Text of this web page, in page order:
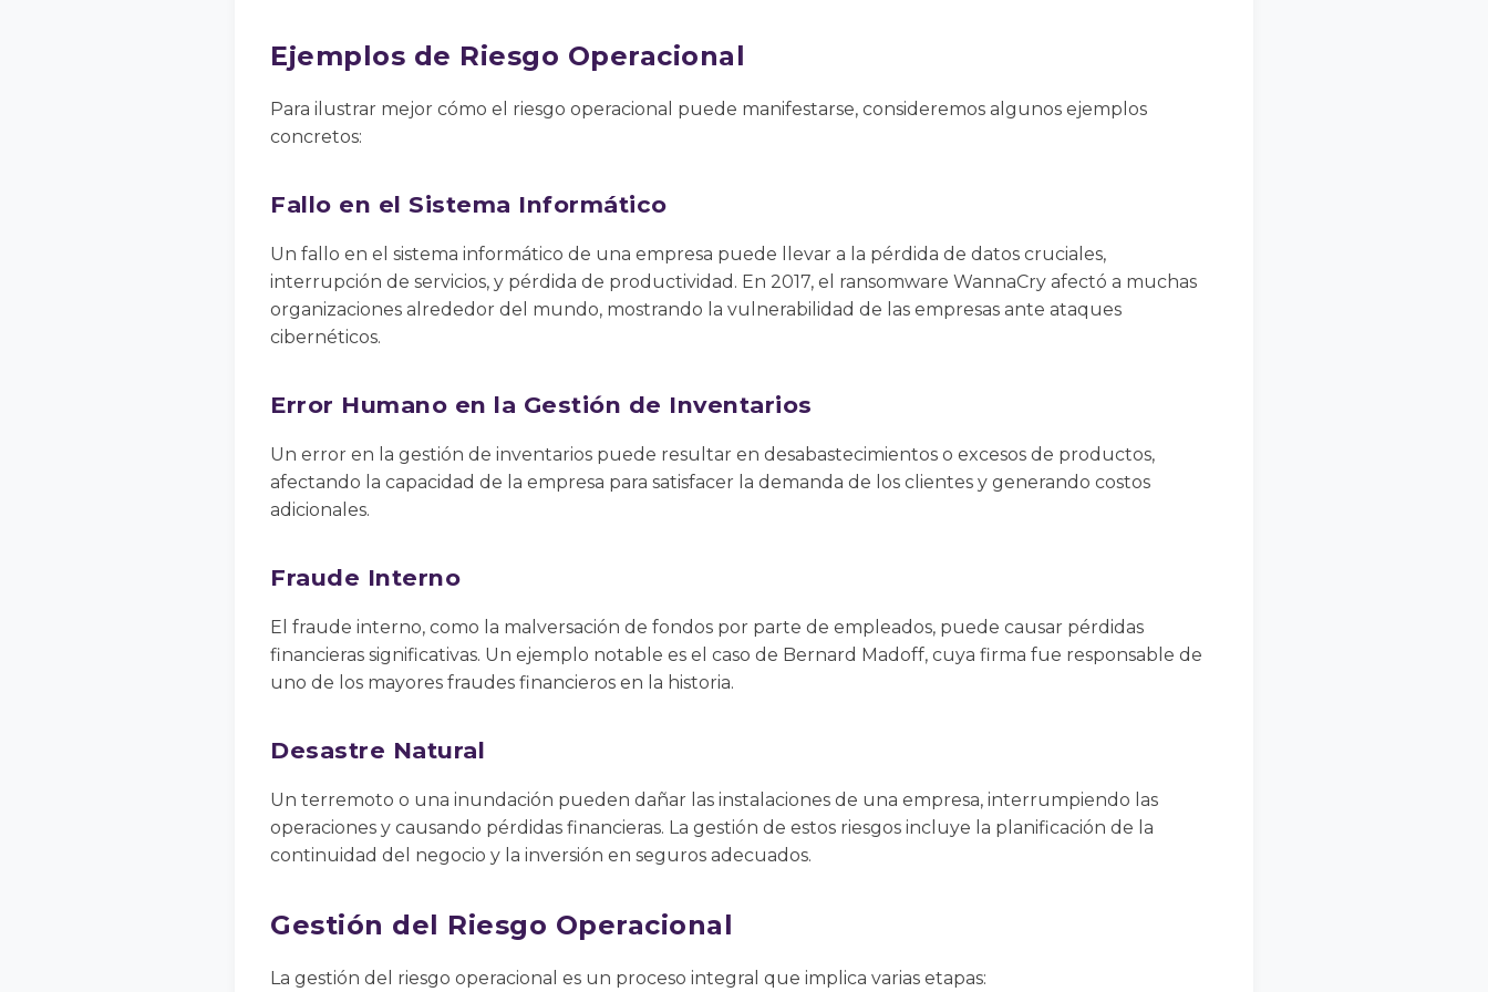
Ejemplos de Riesgo Operacional
Para ilustrar mejor cómo el riesgo operacional puede manifestarse, consideremos algunos ejemplos
concretos:
Fallo en el Sistema Informático
Un fallo en el sistema informático de una empresa puede llevar a la pérdida de datos cruciales,
interrupción de servicios, y pérdida de productividad. En 2017, el ransomware WannaCry afectó a muchas
organizaciones alrededor del mundo, mostrando la vulnerabilidad de las empresas ante ataques
cibernéticos.
Error Humano en la Gestión de Inventarios
Un error en la gestión de inventarios puede resultar en desabastecimientos o excesos de productos,
afectando la capacidad de la empresa para satisfacer la demanda de los clientes y generando costos
adicionales.
Fraude Interno
El fraude interno, como la malversación de fondos por parte de empleados, puede causar pérdidas
financieras significativas. Un ejemplo notable es el caso de Bernard Madoff, cuya firma fue responsable de
uno de los mayores fraudes financieros en la historia.
Desastre Natural
Un terremoto o una inundación pueden dañar las instalaciones de una empresa, interrumpiendo las
operaciones y causando pérdidas financieras. La gestión de estos riesgos incluye la planificación de la
continuidad del negocio y la inversión en seguros adecuados.
Gestión del Riesgo Operacional
La gestión del riesgo operacional es un proceso integral que implica varias etapas: